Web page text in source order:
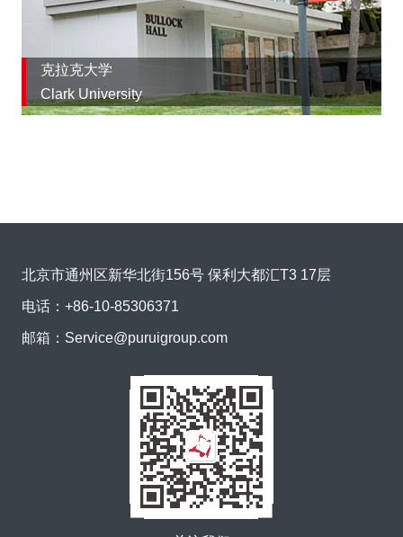
克拉克大学
Clark University
北京市通州区新华北街156号 保利大都汇T3 17层
电话： +86-10-85306371
邮箱： Service@puruigroup.com